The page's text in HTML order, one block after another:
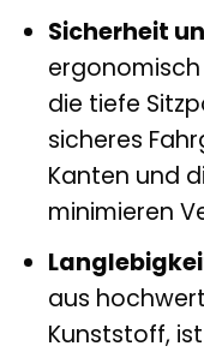
Sicherheit
die tiefe
sicheres
Kanten und
minimieren
aus
Kunststoff,